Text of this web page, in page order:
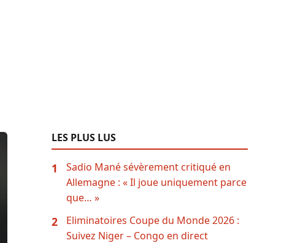
LES PLUS LUS
1
Sadio Mané sévèrement critiqué en
Allemagne : « Il joue uniquement parce
que… »
2
Eliminatoires Coupe du Monde 2026 :
Suivez Niger – Congo en direct